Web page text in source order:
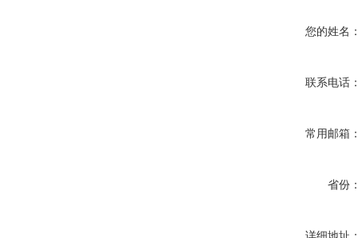
您的姓名
联系电话
常用邮箱
省份